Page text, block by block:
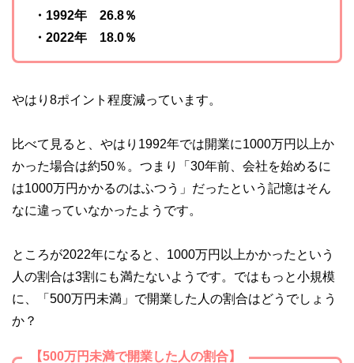
・1992年 26.8％
・2022年 18.0％
やはり8ポイント程度減っています。
比べて見ると、やはり1992年では開業に1000万円以上か
かった場合は約50％。つまり「30年前、会社を始めるに
は1000万円かかるのはふつう」だったという記憶はそん
なに違っていなかったようです。
ところが2022年になると、1000万円以上かかったという
人の割合は3割にも満たないようです。ではもっと小規模
に、「500万円未満」で開業した人の割合はどうでしょう
か？
【500万円未満で開業した人の割合】